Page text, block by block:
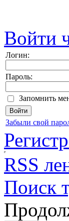
Войти
Логин:
Пароль:
Запомнить
Забыли свой
RSS
Поиск